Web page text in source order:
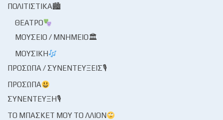
ΠΟΛΙΤΙΣΤΙΚΆ🏙
ΘΈΑΤΡΟ
ΜΟΥΣΕΊΟ / ΜΝΗΜΕΊΟ🏛
ΜΟΥΣΙΚΉ
ΠΡΌΣΩΠΑ / ΣΥΝΕΝΤΕΎΞΕΙΣ🎙
ΠΡΌΣΩΠΑ
ΣΥΝΈΝΤΕΥΞΗ🎙
ΤΟ ΜΠΆΣΚΕΤ ΜΟΥ ΤΟ ΛΛΊΟΝ